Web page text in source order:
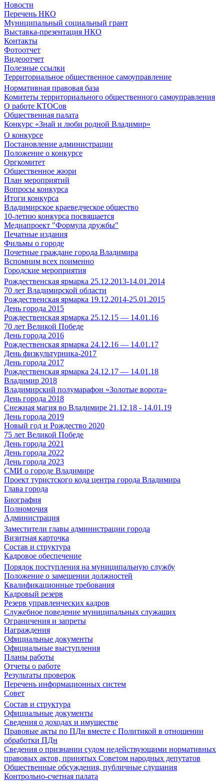
Новости
Перечень НКО
Муниципальный социальный грант
Выставка-презентация НКО
Контакты
Фотоотчет
Видеоотчет
Полезные ссылки
Территориальное общественное самоуправление
Нормативная правовая база
Комитеты территориального общественного самоуправления
О работе КТОСов
Общественная палата
Конкурс «Знай и люби родной Владимир»
О конкурсе
Постановление администрации
Положение о конкурсе
Оргкомитет
Общественное жюри
План мероприятий
Вопросы конкурса
Итоги конкурса
Владимирское краеведческое общество
10-летию конкурса посвящается
Медиапроект "Формула дружбы"
Печатные издания
Фильмы о городе
Почетные граждане города Владимира
Вспомним всех поименно
Городские мероприятия
Рождественская ярмарка 25.12.2013-14.01.2014
70 лет Владимирской области
Рождественская ярмарка 19.12.2014-25.01.2015
День города 2015
Рождественская ярмарка 25.12.15 — 14.01.16
70 лет Великой Победе
День города 2016
Рождественская ярмарка 24.12.16 — 14.01.17
День физкультурника-2017
День города 2017
Рождественская ярмарка 24.12.17 — 14.01.18
Владимир 2018
Владимирский полумарафон «Золотые ворота»
День города 2018
Снежная магия во Владимире 21.12.18 - 14.01.19
День города 2019
Новый год и Рождество 2020
75 лет Великой Победе
День города 2021
День города 2022
День города 2023
СМИ о городе Владимире
Проект туристского кода центра города Владимира
Глава города
Биография
Полномочия
Администрация
Заместители главы администрации города
Визитная карточка
Состав и структура
Кадровое обеспечение
Порядок поступления на муниципальную службу
Положение о замещении должностей
Квалификационные требования
Кадровый резерв
Резерв управленческих кадров
Служебное поведение муниципальных служащих
Ограничения и запреты
Награждения
Официальные документы
Официальные выступления
Планы работы
Отчеты о работе
Результаты проверок
Перечень информационных систем
Совет
Состав и структура
Официальные документы
Сведения о доходах и имуществе
Правовые акты по ПДн вместе с Политикой в отношении
обработки ПДн
Сведения о признании судом недействующими нормативных
правовых актов, принятых Советом народных депутатов
Общественные обсуждения, публичные слушания
Контрольно-счетная палата